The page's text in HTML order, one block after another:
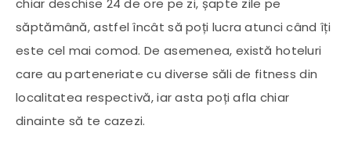
chiar deschise 24 de ore pe zi, șapte zile pe
săptămână, astfel încât să poți lucra atunci când îți
este cel mai comod. De asemenea, există hoteluri
care au parteneriate cu diverse săli de fitness din
localitatea respectivă, iar asta poți afla chiar
dinainte să te cazezi.